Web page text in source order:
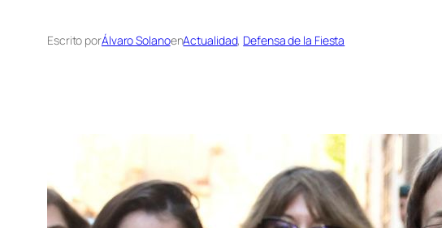
Escrito porÁlvaro SolanoenActualidad, Defensa de la Fiesta